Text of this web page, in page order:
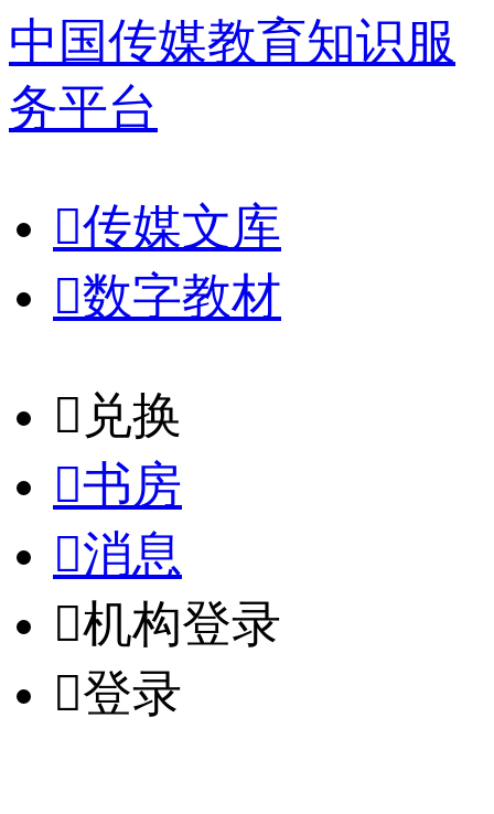
中国传媒教育知识服
务平台
传媒文库
数字教材
𐈈 兑换
书房
消息
机构登录
登录